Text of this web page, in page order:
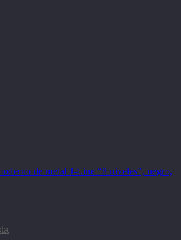
de metal J-Line “8 niveles”, negro,